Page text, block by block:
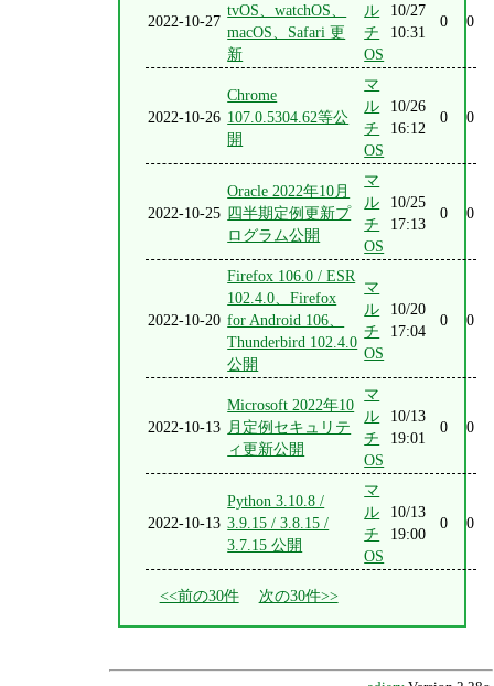
2022-10-27
tvOS、watchOS、
macOS、Safari 更
新
ル
チ
OS
10/27
10:31
0 0
2022-10-26
Chrome
107.0.5304.62等公
開
マ
ル
チ
OS
10/26
16:12
0 0
2022-10-25
Oracle 2022年10月
四半期定例更新プ
ログラム公開
マ
ル
チ
OS
10/25
17:13
0 0
2022-10-20
Firefox 106.0 / ESR
102.4.0、Firefox
for Android 106、
Thunderbird 102.4.0
公開
マ
ル
チ
OS
10/20
17:04
0 0
2022-10-13
Microsoft 2022年10
月定例セキュリテ
ィ更新公開
マ
ル
チ
OS
10/13
19:01
0 0
2022-10-13
Python 3.10.8 /
3.9.15 / 3.8.15 /
3.7.15 公開
マ
ル
チ
OS
10/13
19:00
0 0
<<前の30件 次の30件>>